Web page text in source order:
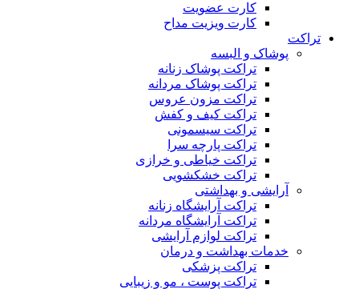
کارت عضویت
کارت ویزیت مداح
تراکت
پوشاک و البسه
تراکت پوشاک زنانه
تراکت پوشاک مردانه
تراکت مزون عروس
تراکت کیف و کفش
تراکت سیسمونی
تراکت پارچه سرا
تراکت خیاطی و خرازی
تراکت خشکشویی
آرایشی و بهداشتی
تراکت آرایشگاه زنانه
تراکت آرایشگاه مردانه
تراکت لوازم آرایشی
خدمات بهداشت و درمان
تراکت پزشکی
تراکت پوست ، مو و زیبایی